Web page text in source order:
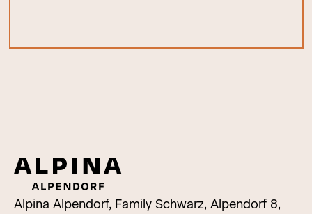
Alpina Alpendorf, Family Schwarz, Alpendorf 8,